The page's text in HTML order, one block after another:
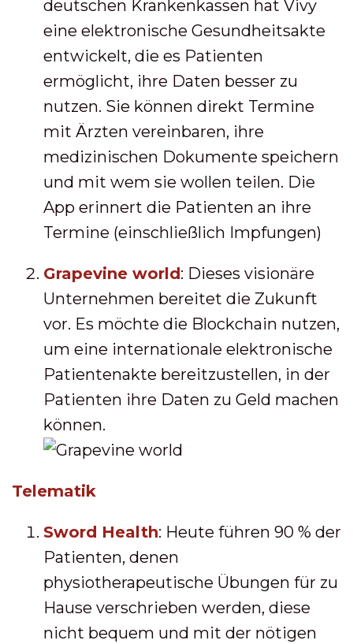
deutschen Krankenkassen hat Vivy
eine elektronische Gesundheitsakte
entwickelt, die es Patienten
ermöglicht, ihre Daten besser zu
nutzen. Sie können direkt Termine
mit Ärzten vereinbaren, ihre
medizinischen Dokumente speichern
und mit wem sie wollen teilen. Die
App erinnert die Patienten an ihre
Termine (einschließlich Impfungen)
Grapevine world: Dieses visionäre
Unternehmen bereitet die Zukunft
vor. Es möchte die Blockchain nutzen,
um eine internationale elektronische
Patientenakte bereitzustellen, in der
Patienten ihre Daten zu Geld machen
können.
Telematik
Sword Health: Heute führen 90 % der
Patienten, denen
physiotherapeutische Übungen für zu
Hause verschrieben werden, diese
nicht bequem und mit der nötigen